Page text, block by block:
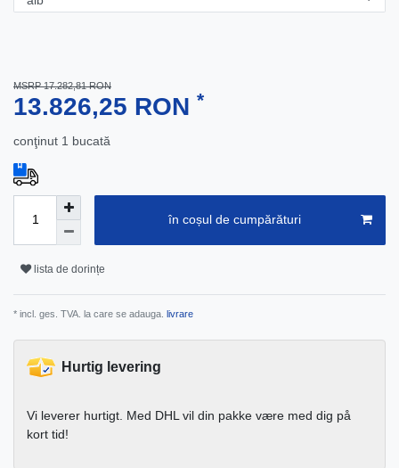
MSRP 17.282,81 RON
13.826,25 RON *
conţinut 1 bucată
în coșul de cumpărături
lista de dorințe
* incl. ges. TVA. la care se adauga. livrare
Hurtig levering
Vi leverer hurtigt. Med DHL vil din pakke være med dig på
kort tid!